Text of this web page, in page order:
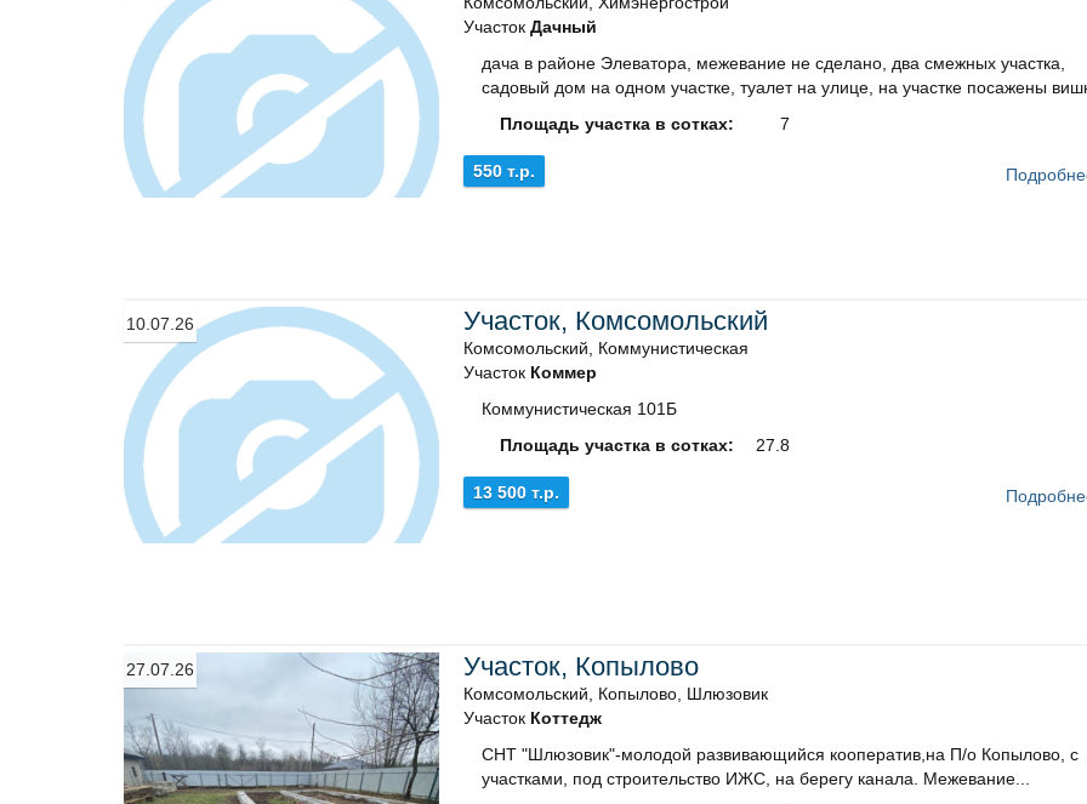
Участок Дачный
дача в районе Элеватора, межевание не сделано, два смежных участка,
садовый дом на одном участке, туалет на улице, на участке посажены
Площадь участка в сотках:
7
550 т.р.
10.07.26 Участок, Комсомольский
Комсомольский, Коммунистическая
Участок Коммер
Коммунистическая 101Б
Площадь участка в сотках:
27.8
13 500 т.р.
27.07.26 Участок, Копылово
Комсомольский, Копылово, Шлюзовик
Участок Коттедж
СНТ "Шлюзовик"-молодой развивающийся кооператив,на П/о Копылово, с
участками, под строительство ИЖС, на берегу канала. Межевание...